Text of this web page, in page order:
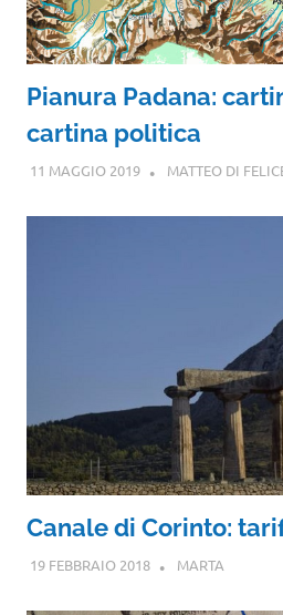
Pianura Padana:
cartina politica
11 MAGGIO 2019 MATTEO DI
Canale di Corinto:
19 FEBBRAIO 2018 MARTA